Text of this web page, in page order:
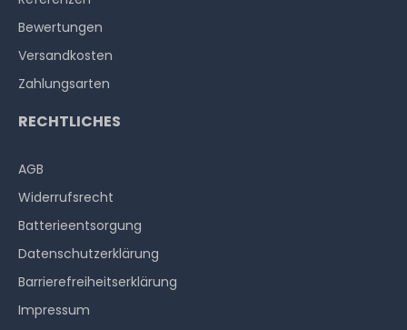
Bewertungen
Versandkosten
Zahlungsarten
RECHTLICHES
AGB
Widerrufs­recht
Batterieentsorgung
Datenschutzerklärung
Barrierefreiheitserklärung
Impressum